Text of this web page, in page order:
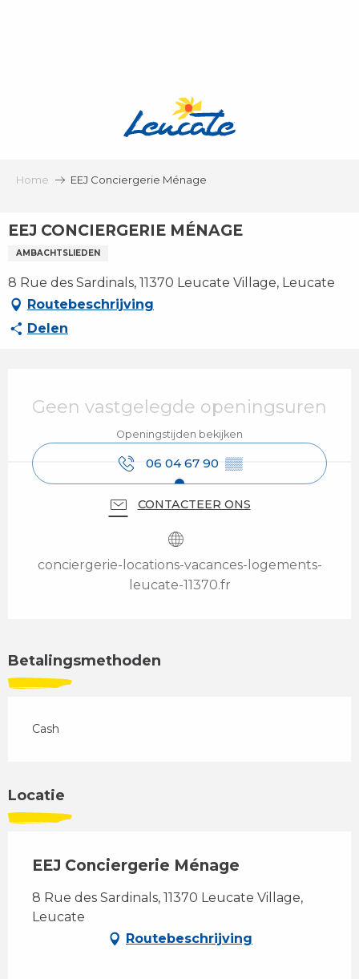
Home EEJ Conciergerie Ménage
EEJ CONCIERGERIE MÉNAGE
AMBACHTSLIEDEN
8 Rue des Sardinals, 11370 Leucate Village, Leucate
Routebeschrijving
Delen
Geen vastgelegde openingsuren
Openingstijden bekijken
06 04 67 90 ▒▒
CONTACTEER ONS
conciergerie-locations-vacances-logements-
leucate-11370.fr
Betalingsmethoden
Cash
Locatie
EEJ Conciergerie Ménage
8 Rue des Sardinals, 11370 Leucate Village,
Leucate
Routebeschrijving